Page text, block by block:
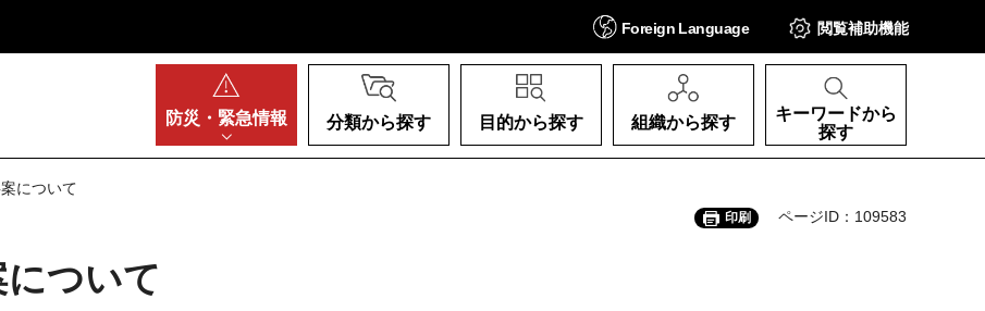
Foreign Language 閲覧補助機能
防災・ 緊急情報 分類から探す 目的から探す 組織から探す
キーワードから
探す
について
印刷 ページID：109583
ついて